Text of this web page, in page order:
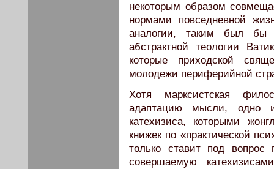
некоторым образом
нормами повседневной
аналогии, таким был бы
абстрактной теологии
которые приходской
молодежи периферийной
Хотя марксистская
адаптацию мысли, одно
катехизиса, которыми
книжек по «практической
только ставит под
совершаемую